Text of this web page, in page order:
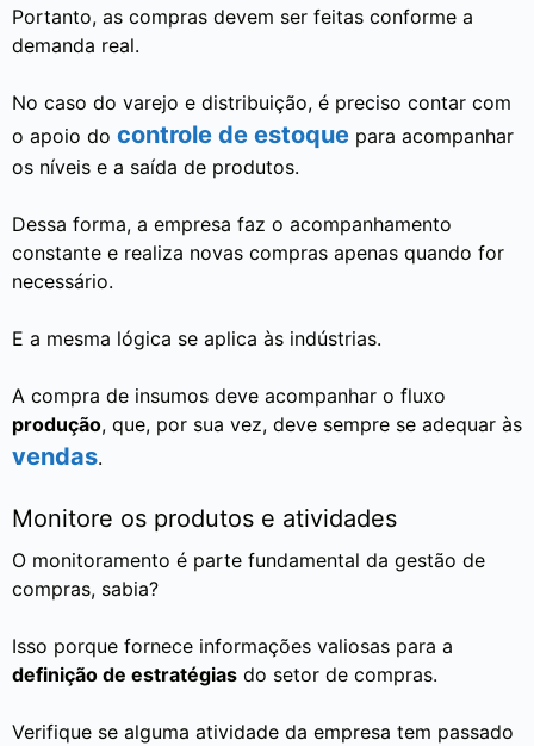
Portanto, as compras devem ser feitas conforme a
demanda real.
No caso do varejo e distribuição, é preciso contar com
o apoio do controle de estoque para acompanhar
os níveis e a saída de produtos.
Dessa forma, a empresa faz o acompanhamento
constante e realiza novas compras apenas quando for
necessário.
E a mesma lógica se aplica às indústrias.
A compra de insumos deve acompanhar o fluxo
produção, que, por sua vez, deve sempre se adequar às
vendas.
Monitore os produtos e atividades
O monitoramento é parte fundamental da gestão de
compras, sabia?
Isso porque fornece informações valiosas para a
definição de estratégias do setor de compras.
Verifique se alguma atividade da empresa tem passado